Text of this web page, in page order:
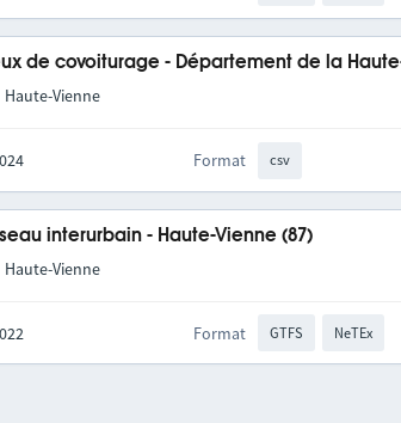
de covoiturage - Département de la
Haute-Vienne
Format csv
interurbain - Haute-Vienne (87)
Haute-Vienne
Format GTFS NeTEx